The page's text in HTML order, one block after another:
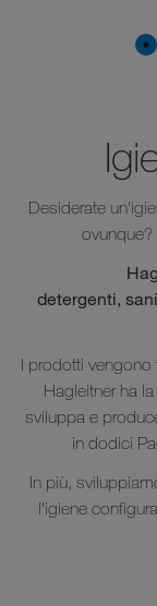
Desiderate
ovunque?
detergenti,
I prodotti vengono
Hagleitner ha
sviluppa e
in dodici
In più‎,
l'igiene